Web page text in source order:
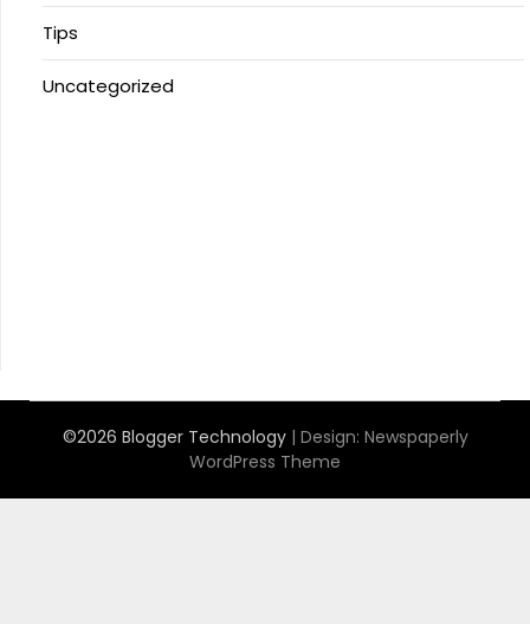
Tips
Uncategorized
©2026 Blogger Technology | Design: Newspaperly
WordPress Theme